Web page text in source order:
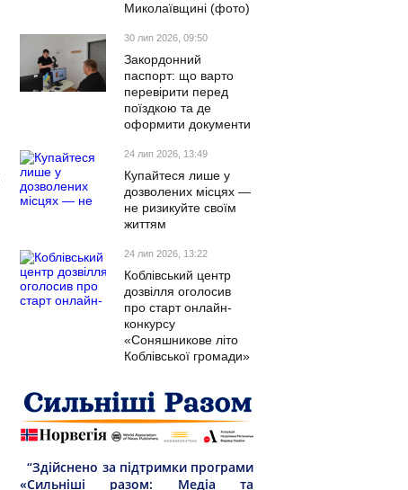
Миколаївщині (фото)
30 лип 2026, 09:50
Закордонний
паспорт: що варто
перевірити перед
поїздкою та де
оформити документи
24 лип 2026, 13:49
Купайтеся лише у
дозволених місцях —
не ризикуйте своїм
життям
24 лип 2026, 13:22
Коблівський центр
дозвілля оголосив
про старт онлайн-
конкурсу
«Соняшникове літо
Коблівської громади»
“Здійснено за підтримки програми
«Сильніші разом: Медіа та